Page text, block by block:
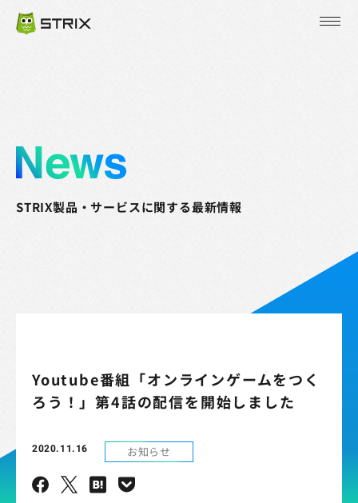
STRIX製品・サービスに関する最新情報
Youtube番組「オンラインゲームをつく
ろう！」第4話の配信を開始しました
2020.11.16 お知らせ